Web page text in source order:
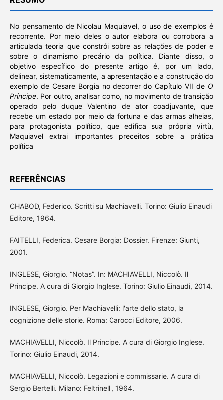
No pensamento de Nicolau Maquiavel, o uso de exemplos é
recorrente. Por meio deles o autor elabora ou corrobora a
articulada teoria que constrói sobre as relações de poder e
sobre o dinamismo precário da política. Diante disso, o
objetivo específico do presente artigo é, por um lado,
delinear, sistematicamente, a apresentação e a construção do
exemplo de Cesare Borgia no decorrer do Capítulo VII de O
Príncipe. Por outro, analisar como, no movimento de transição
operado pelo duque Valentino de ator coadjuvante, que
recebe um estado por meio da fortuna e das armas alheias,
para protagonista político, que edifica sua própria virtù,
Maquiavel extrai importantes preceitos sobre a prática
política
REFERÊNCIAS
CHABOD, Federico. Scritti su Machiavelli. Torino: Giulio Einaudi
Editore, 1964.
FAITELLI, Federica. Cesare Borgia: Dossier. Firenze: Giunti,
2001.
INGLESE, Giorgio. “Notas”. In: MACHIAVELLI, Niccolò. Il
Principe. A cura di Giorgio Inglese. Torino: Giulio Einaudi, 2014.
INGLESE, Giorgio. Per Machiavelli: l'arte dello stato, la
cognizione delle storie. Roma: Carocci Editore, 2006.
MACHIAVELLI, Niccolò. Il Principe. A cura di Giorgio Inglese.
Torino: Giulio Einaudi, 2014.
MACHIAVELLI, Niccolò. Legazioni e commissarie. A cura di
Sergio Bertelli. Milano: Feltrinelli, 1964.